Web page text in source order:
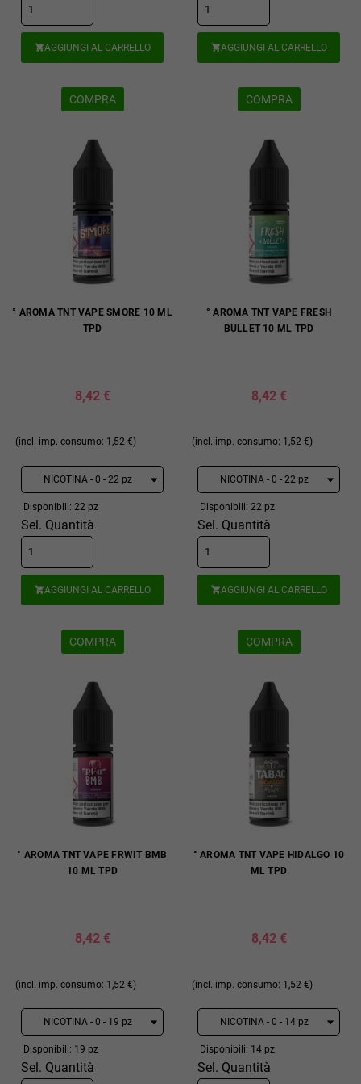
AGGIUNGI AL CARRELLO
COMPRA
AGGIUNGI AL CARRELLO
COMPRA
° AROMA TNT VAPE SMORE 10 ML
TPD
8,42 €
(incl. imp. consumo: 1,52 €)
Disponibili: 22 pz
Sel. Quantità
AGGIUNGI AL CARRELLO
COMPRA
° AROMA TNT VAPE FRESH
BULLET 10 ML TPD
8,42 €
(incl. imp. consumo: 1,52 €)
Disponibili: 22 pz
Sel. Quantità
AGGIUNGI AL CARRELLO
COMPRA
° AROMA TNT VAPE FRWIT BMB
10 ML TPD
8,42 €
(incl. imp. consumo: 1,52 €)
Disponibili: 19 pz
Sel. Quantità
° AROMA TNT VAPE HIDALGO 10
ML TPD
8,42 €
(incl. imp. consumo: 1,52 €)
Disponibili: 14 pz
Sel. Quantità